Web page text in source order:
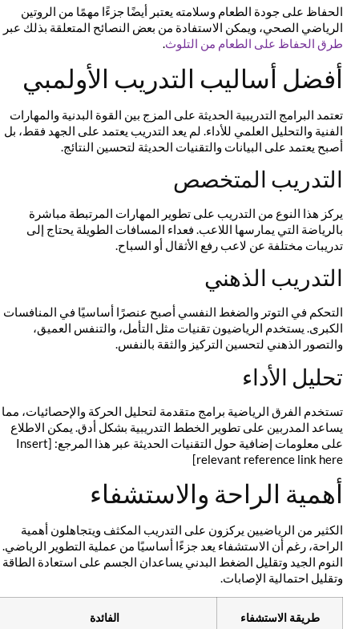
الحفاظ على جودة الطعام وسلامته يعتبر أيضًا جزءًا مهمًا من الروتين
الرياضي الصحي، ويمكن الاستفادة من بعض النصائح المتعلقة بذلك عبر
طرق الحفاظ على الطعام من التلوث.
أفضل أساليب التدريب الأولمبي
تعتمد البرامج التدريبية الحديثة على المزج بين القوة البدنية والمهارات
الفنية والتحليل العلمي للأداء. لم يعد التدريب يعتمد على الجهد فقط، بل
أصبح يعتمد على البيانات والتقنيات الحديثة لتحسين النتائج.
التدريب المتخصص
يركز هذا النوع من التدريب على تطوير المهارات المرتبطة مباشرة
بالرياضة التي يمارسها اللاعب. فعداء المسافات الطويلة يحتاج إلى
تدريبات مختلفة عن لاعب رفع الأثقال أو السباح.
التدريب الذهني
التحكم في التوتر والضغط النفسي أصبح عنصرًا أساسيًا في المنافسات
الكبرى. يستخدم الرياضيون تقنيات مثل التأمل، والتنفس العميق،
والتصور الذهني لتحسين التركيز والثقة بالنفس.
تحليل الأداء
تستخدم الفرق الرياضية برامج متقدمة لتحليل الحركة والإحصائيات، مما
يساعد المدربين على تطوير الخطط التدريبية بشكل أدق. يمكن الاطلاع
على معلومات إضافية حول التقنيات الحديثة عبر هذا المرجع: [Insert
relevant reference link here]
أهمية الراحة والاستشفاء
الكثير من الرياضيين يركزون على التدريب المكثف ويتجاهلون أهمية
الراحة، رغم أن الاستشفاء يعد جزءًا أساسيًا من عملية التطوير الرياضي.
النوم الجيد وتقليل الضغط البدني يساعدان الجسم على استعادة الطاقة
وتقليل احتمالية الإصابات.
طريقة الاستشفاء الفائدة